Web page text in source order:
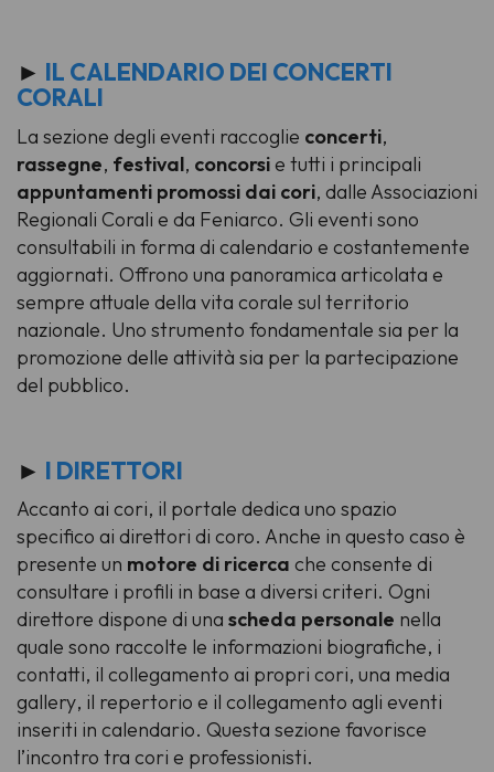
► IL CALENDARIO DEI CONCERTI
CORALI
La sezione degli eventi raccoglie concerti,
rassegne, festival, concorsie tutti i principali
appuntamenti promossi dai cori, dalle Associazioni
Regionali Corali e da Feniarco. Gli eventi sono
consultabili in forma di calendario e costantemente
aggiornati. Offrono una panoramica articolata e
sempre attuale della vita corale sul territorio
nazionale. Uno strumento fondamentale sia per la
promozione delle attività sia per la partecipazione
del pubblico.
► I DIRETTORI
Accanto ai cori, il portale dedica uno spazio
specifico ai direttori di coro. Anche in questo caso è
presente un motore di ricerca che consente di
consultare i profili in base a diversi criteri. Ogni
direttore dispone di una scheda personale nella
quale sono raccolte le informazioni biografiche, i
contatti, il collegamento ai propri cori, una media
gallery, il repertorio e il collegamento agli eventi
inseriti in calendario. Questa sezione favorisce
l’incontro tra cori e professionisti.